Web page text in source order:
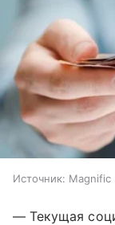
Источник: Magnific
— Текущая